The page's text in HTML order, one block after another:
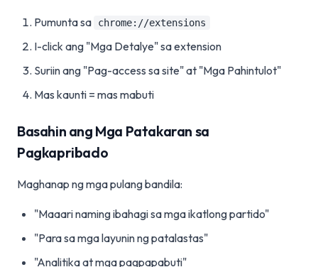
Pumunta sa chrome://extensions
I-click ang "Mga Detalye" sa extension
Suriin ang "Pag-access sa site" at "Mga Pahintulot"
Mas kaunti = mas mabuti
Basahin ang Mga Patakaran sa
Pagkapribado
Maghanap ng mga pulang bandila:
"Maaari naming ibahagi sa mga ikatlong partido"
"Para sa mga layunin ng patalastas"
"Analitika at mga pagpapabuti"